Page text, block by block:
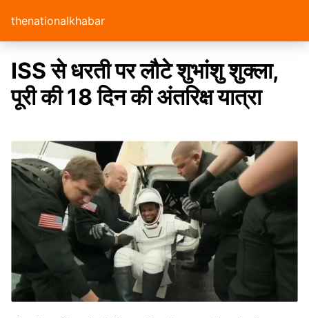
thenationalkhabar
ISS से धरती पर लौटे शुभांशु शुक्ला,
पूरी की 18 दिन की अंतरिक्ष यात्रा